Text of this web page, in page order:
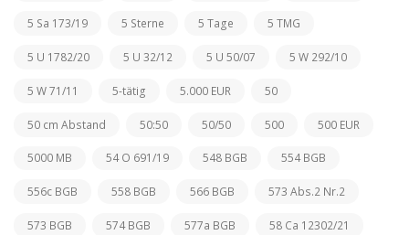
5 Sa 173/19 5 Sterne 5 Tage 5 TMG
5 U 1782/20 5 U 32/12 5 U 50/07 5 W 292/10
5 W 71/11 5-tätig 5.000 EUR 50
50 cm Abstand 50:50 50/50 500 500 EUR
5000 MB 54 O 691/19 548 BGB 554 BGB
556c BGB 558 BGB 566 BGB 573 Abs.2 Nr.2
573 BGB 574 BGB 577a BGB 58 Ca 12302/21